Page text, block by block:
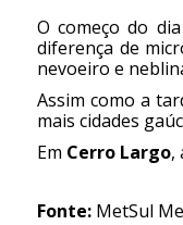
O começo do
diferença de
nevoeiro e
Assim como a
mais cidades
Em Cerro Largo,
Fonte:MetSul